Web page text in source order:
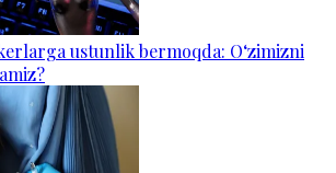
ustunlik bermoqda: O‘zimizni